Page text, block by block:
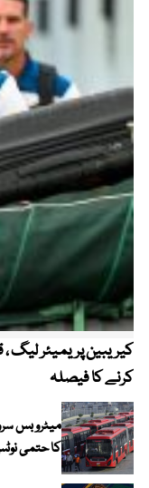
کرنے کا فیصلہ
کا حتمی